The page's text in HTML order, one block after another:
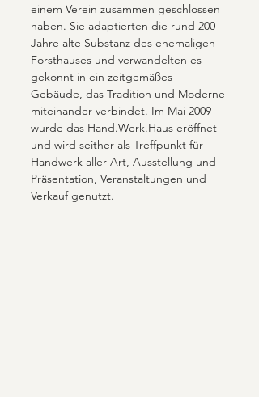
einem Verein zusammen geschlossen
haben. Sie adaptierten die rund 200
Jahre alte Substanz des ehemaligen
Forsthauses und verwandelten es
gekonnt in ein zeitgemäßes
Gebäude, das Tradition und Moderne
miteinander verbindet. Im Mai 2009
wurde das Hand.Werk.Haus eröffnet
und wird seither als Treffpunkt für
Handwerk aller Art, Ausstellung und
Präsentation, Veranstaltungen und
Verkauf genutzt.